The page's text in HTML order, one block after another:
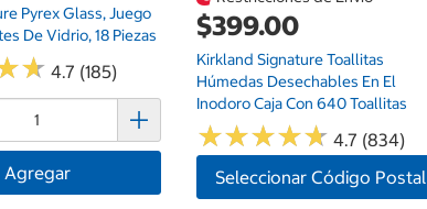
Pyrex Glass, Juego
De Vidrio, 18 Piezas
★
★ 4.7 (185)
Agregar
$399.00
Kirkland Signature Toallitas
Húmedas Desechables En El
Inodoro Caja Con 640 Toallitas
★★★★★
★★★★★ 4.7 (834)
Seleccionar Código Postal